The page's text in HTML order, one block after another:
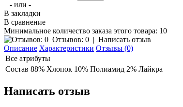
- или -
В закладки
В сравнение
Минимальное количество заказа этого товара: 10
Отзывов: 0 | Написать отзыв
Описание Характеристики Отзывы (0)
Все атрибуты
Состав 88% Хлопок 10% Полиамид 2% Лайкра
Написать отзыв